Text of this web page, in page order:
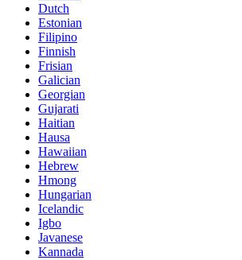
Dutch
Estonian
Filipino
Finnish
Frisian
Galician
Georgian
Gujarati
Haitian
Hausa
Hawaiian
Hebrew
Hmong
Hungarian
Icelandic
Igbo
Javanese
Kannada